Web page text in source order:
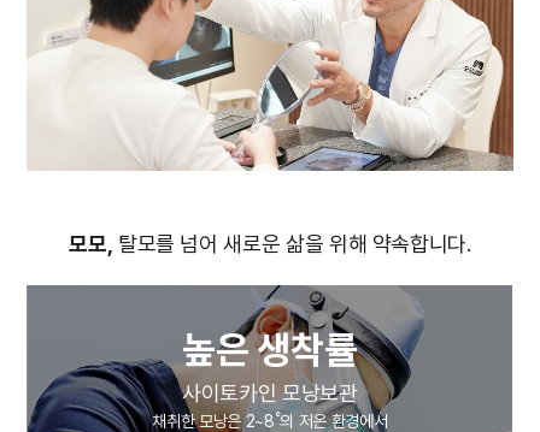
모모, 탈모를 넘어 새로운 삶을 위해 약속합니다.
높은 생착률
사이토카인 모낭보관
채취한 모낭은 2~8˚의 저온 환경에서